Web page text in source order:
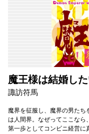
魔王様は結婚し
諏訪符馬
魔界を征服し、魔界の男たち
は人間界。なぜってここなら
第一歩としてコンビニ経営